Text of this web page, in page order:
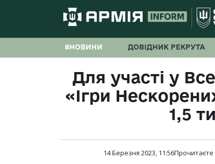
#НОВИНИ ДОВІДНИК РЕКРУТА
Для участі у
«Ігри
1,5
14 Березня 2023, 11:56Прочитаєте